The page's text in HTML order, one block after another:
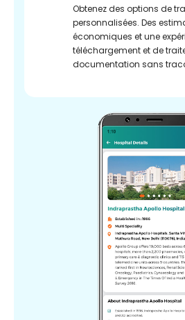
Obtenez des options de
personnalisées. Des
économiques et une
téléchargement et de
documentation sans